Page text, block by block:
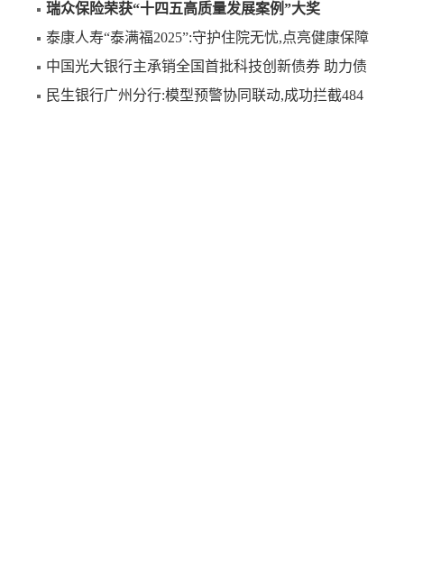
就业
瑞众保险荣获“十四五高质量发展案例”大奖
泰康人寿“泰满福2025”:守护住院无忧,点亮健康保障
新维度
中国光大银行主承销全国首批科技创新债券 助力债
市“科技板”扬帆起航
民生银行广州分行:模型预警协同联动,成功拦截484